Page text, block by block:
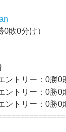
敗0分け）
トリー：0勝0
トリー：0勝0
トリー：0勝0